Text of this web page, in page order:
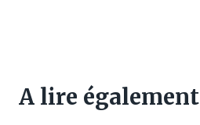
A lire également